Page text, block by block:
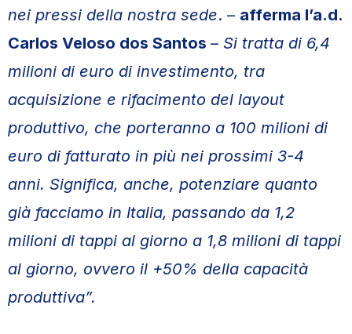
nei pressi della nostra sede. – afferma l’a.d.
Carlos Veloso dos Santos – Si tratta di 6,4
milioni di euro di investimento, tra
acquisizione e rifacimento del layout
produttivo, che porteranno a 100 milioni di
euro di fatturato in più nei prossimi 3-4
anni. Significa, anche, potenziare quanto
già facciamo in Italia, passando da 1,2
milioni di tappi al giorno a 1,8 milioni di tappi
al giorno, ovvero il +50% della capacità
produttiva”.